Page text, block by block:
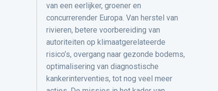
van een eerlijker, groener en
concurrerender Europa. Van herstel van
rivieren, betere voorbereiding van
autoriteiten op klimaatgerelateerde
risico’s, overgang naar gezonde bodems,
optimalisering van diagnostische
kankerinterventies, tot nog veel meer